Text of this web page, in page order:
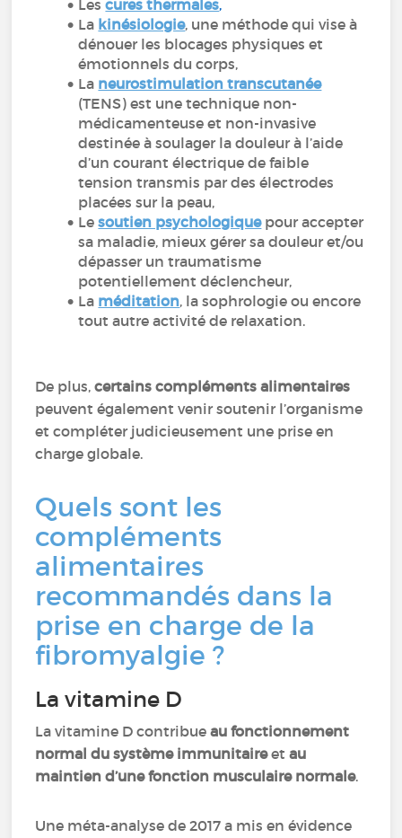
Lescures thermales,
La kinésiologie, une méthode qui vise à
dénouer les blocages physiques et
émotionnels du corps,
La neurostimulation transcutanée
(TENS) est une technique non-
médicamenteuse et non-invasive
destinée à soulager la douleur à l’aide
d’un courant électrique de faible
tension transmis par des électrodes
placées sur la peau,
Lesoutien psychologiquepour accepter
sa maladie, mieux gérer sa douleur et/ou
dépasser un traumatisme
potentiellement déclencheur,
La méditation, la sophrologie ou encore
tout autre activité de relaxation.
De plus,certains compléments alimentaires
peuvent également venir soutenir l’organisme
et compléter judicieusement une prise en
charge globale.
Quels sont les
compléments
alimentaires
recommandés dans la
prise en charge de la
fibromyalgie ?
La vitamine D
La vitamine D contribueau fonctionnement
normal du système immunitaireetau
maintien d’une fonction musculaire normale.
Une méta-analyse de 2017 a mis en évidence